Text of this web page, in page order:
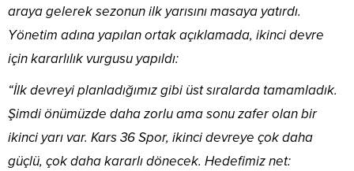
araya gelerek sezonun ilk yarısını masaya yatırdı.
Yönetim adına yapılan ortak açıklamada, ikinci devre
için kararlılık vurgusu yapıldı:
​“İlk devreyi planladığımız gibi üst sıralarda tamamladık.
Şimdi önümüzde daha zorlu ama sonu zafer olan bir
ikinci yarı var. Kars 36 Spor, ikinci devreye çok daha
güçlü, çok daha kararlı dönecek. Hedefimiz net: